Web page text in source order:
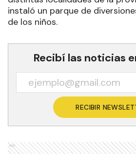
instaló un parque de
de los niños.
Recibí las noticias
RECIBIR
Ads